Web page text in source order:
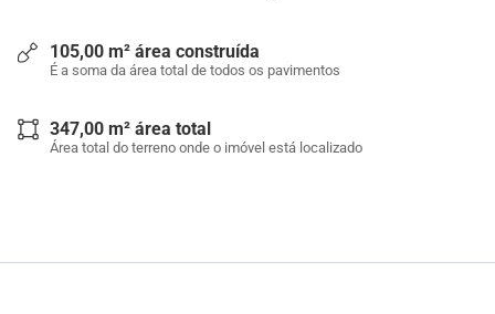
105,00 m² área construída
É a soma da área total de todos os pavimentos
347,00 m² área total
Área total do terreno onde o imóvel está localizado